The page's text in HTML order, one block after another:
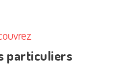
particuliers